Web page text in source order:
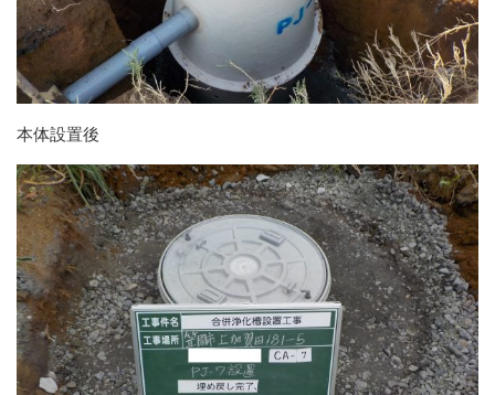
本体設置後